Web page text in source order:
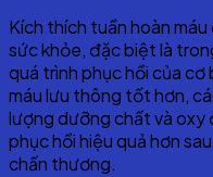
Kích thích tuần hoàn
sức khỏe, đặc biệt là
quá trình phục hồi của cơ
máu lưu thông tốt hơn,
lượng dưỡng chất và oxy
phục hồi hiệu quả hơn
chấn thương.